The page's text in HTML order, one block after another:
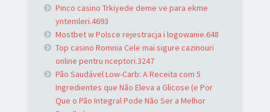
Pinco casino Trkiyede deme ve para ekme
yntemleri.4693
Mostbet w Polsce rejestracja i logowanie.648
Top casino Romnia Cele mai sigure cazinouri
online pentru nceptori.3247
Pão Saudável Low-Carb: A Receita com 5
Ingredientes que Não Eleva a Glicose (e Por
Que o Pão Integral Pode Não Ser a Melhor